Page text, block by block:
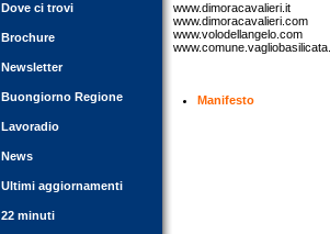
Dove ci trovi
Brochure
Newsletter
Buongiorno Regione
Lavoradio
News
Ultimi aggiornamenti
22 minuti
www.dimoracavalieri.it
www.dimoracavalieri.com
www.volodellangelo.com
Manifesto